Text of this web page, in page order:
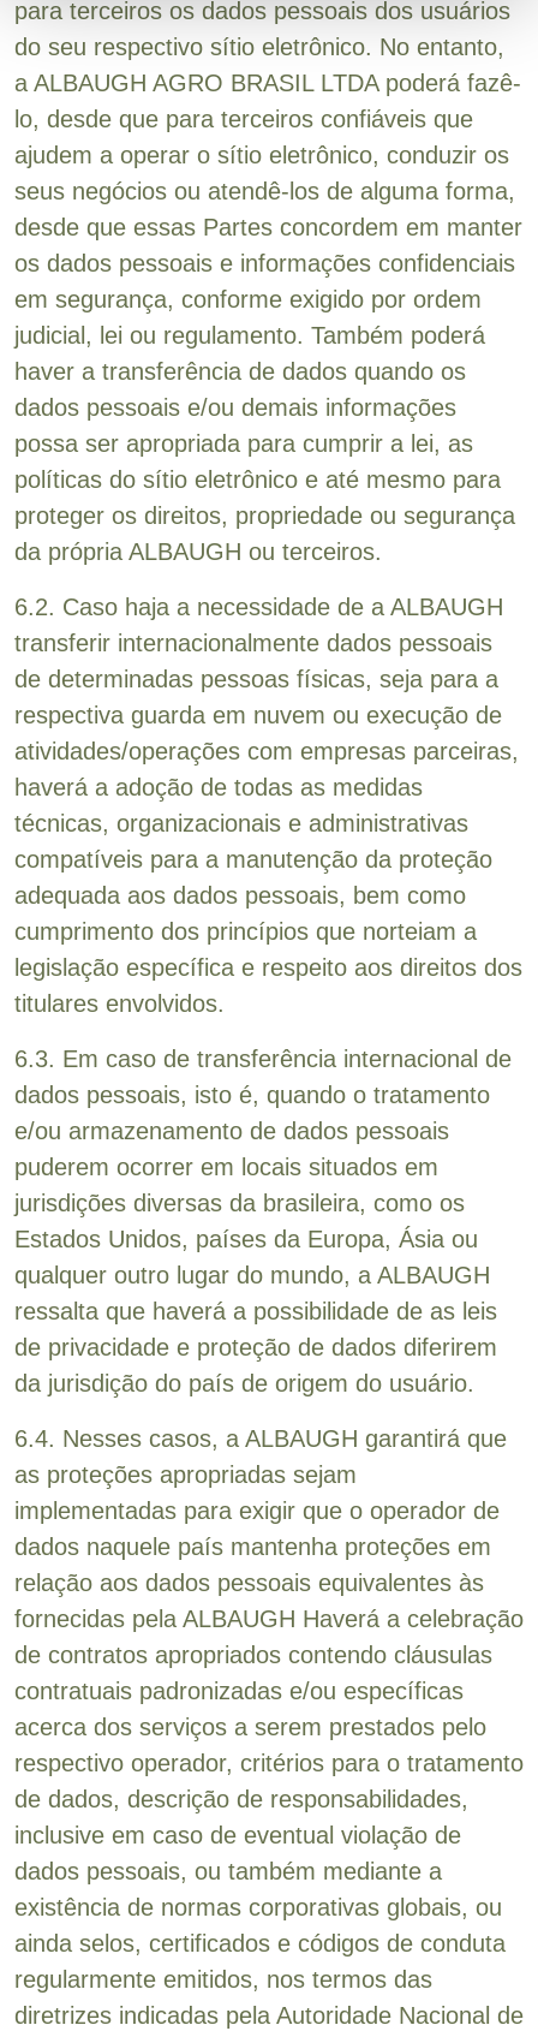
para terceiros os dados pessoais dos usuários
do seu respectivo sítio eletrônico. No entanto,
a ALBAUGH AGRO BRASIL LTDA poderá fazê-
lo, desde que para terceiros confiáveis que
ajudem a operar o sítio eletrônico, conduzir os
seus negócios ou atendê-los de alguma forma,
desde que essas Partes concordem em manter
os dados pessoais e informações confidenciais
em segurança, conforme exigido por ordem
judicial, lei ou regulamento. Também poderá
haver a transferência de dados quando os
dados pessoais e/ou demais informações
possa ser apropriada para cumprir a lei, as
políticas do sítio eletrônico e até mesmo para
proteger os direitos, propriedade ou segurança
da própria ALBAUGH ou terceiros.
6.2. Caso haja a necessidade de a ALBAUGH
transferir internacionalmente dados pessoais
de determinadas pessoas físicas, seja para a
respectiva guarda em nuvem ou execução de
atividades/operações com empresas parceiras,
haverá a adoção de todas as medidas
técnicas, organizacionais e administrativas
compatíveis para a manutenção da proteção
adequada aos dados pessoais, bem como
cumprimento dos princípios que norteiam a
legislação específica e respeito aos direitos dos
titulares envolvidos.
6.3. Em caso de transferência internacional de
dados pessoais, isto é, quando o tratamento
e/ou armazenamento de dados pessoais
puderem ocorrer em locais situados em
jurisdições diversas da brasileira, como os
Estados Unidos, países da Europa, Ásia ou
qualquer outro lugar do mundo, a ALBAUGH
ressalta que haverá a possibilidade de as leis
de privacidade e proteção de dados diferirem
da jurisdição do país de origem do usuário.
6.4. Nesses casos, a ALBAUGH garantirá que
as proteções apropriadas sejam
implementadas para exigir que o operador de
dados naquele país mantenha proteções em
relação aos dados pessoais equivalentes às
fornecidas pela ALBAUGH Haverá a celebração
de contratos apropriados contendo cláusulas
contratuais padronizadas e/ou específicas
acerca dos serviços a serem prestados pelo
respectivo operador, critérios para o tratamento
de dados, descrição de responsabilidades,
inclusive em caso de eventual violação de
dados pessoais, ou também mediante a
existência de normas corporativas globais, ou
ainda selos, certificados e códigos de conduta
regularmente emitidos, nos termos das
diretrizes indicadas pela Autoridade Nacional de